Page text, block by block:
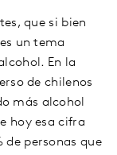
que si bien
un tema
En la
de chilenos
más alcohol
hoy esa cifra
de personas que